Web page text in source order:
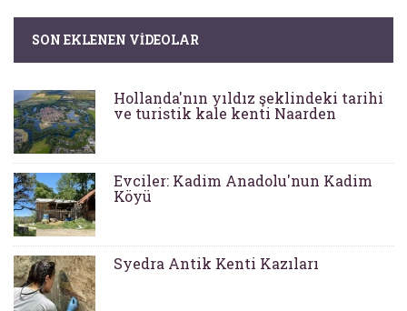
SON EKLENEN VIDEOLAR
Hollanda'nın yıldız şeklindeki tarihi
ve turistik kale kenti Naarden
Evciler: Kadim Anadolu'nun Kadim
Köyü
Syedra Antik Kenti Kazıları